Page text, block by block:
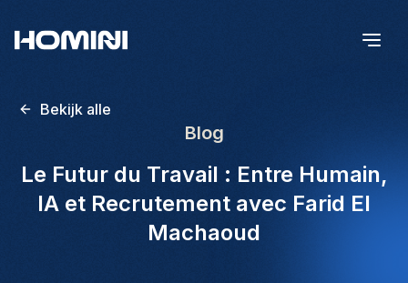
Bekijk alle
Blog
Le Futur du Travail : Entre Humain,
IA et Recrutement avec Farid El
Machaoud